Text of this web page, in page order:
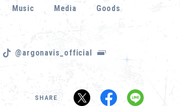
Music Media
Goods
@argonavis_official
SHARE